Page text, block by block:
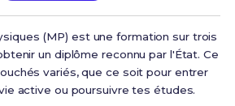
(MP) est une formation sur trois
un diplôme reconnu par l'État. Ce
variés, que ce soit pour entrer
active ou poursuivre tes études.